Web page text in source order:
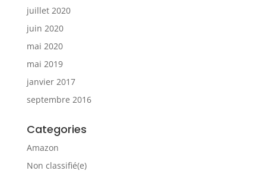
juillet 2020
juin 2020
mai 2020
mai 2019
janvier 2017
septembre 2016
Categories
Amazon
Non classifié(e)